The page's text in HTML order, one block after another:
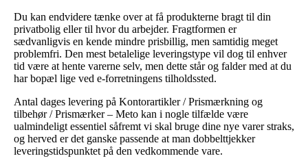
Du kan endvidere tænke over at få produkterne bragt til din
privatbolig eller til hvor du arbejder. Fragtformen er
sædvanligvis en kende mindre prisbillig, men samtidig meget
problemfri. Den mest betalelige leveringstype vil dog til enhver
tid være at hente varerne selv, men dette står og falder med at du
har bopæl lige ved e-forretningens tilholdssted.
Antal dages levering på Kontorartikler / Prismærkning og
tilbehør / Prismærker – Meto kan i nogle tilfælde være
ualmindeligt essentiel såfremt vi skal bruge dine nye varer straks,
og herved er det ganske passende at man dobbelttjekker
leveringstidspunktet på den vedkommende vare.